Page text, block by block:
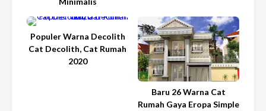
Populer Warna Decolith
Cat Decolith, Cat Rumah
2020
Baru 26 Warna Cat
Rumah Gaya Eropa Simple